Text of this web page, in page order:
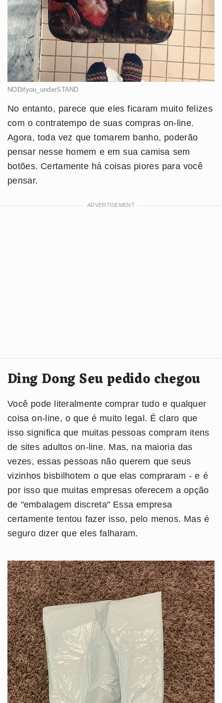
NODifyou_underSTAND
No entanto, parece que eles ficaram muito felizes
com o contratempo de suas compras on-line.
Agora, toda vez que tomarem banho, poderão
pensar nesse homem e em sua camisa sem
botões. Certamente há coisas piores para você
pensar.
Ding Dong Seu pedido chegou
Você pode literalmente comprar tudo e qualquer
coisa on-line, o que é muito legal. É claro que
isso significa que muitas pessoas compram itens
de sites adultos on-line. Mas, na maioria das
vezes, essas pessoas não querem que seus
vizinhos bisbilhotem o que elas compraram - e é
por isso que muitas empresas oferecem a opção
de "embalagem discreta" Essa empresa
certamente tentou fazer isso, pelo menos. Mas é
seguro dizer que eles falharam.